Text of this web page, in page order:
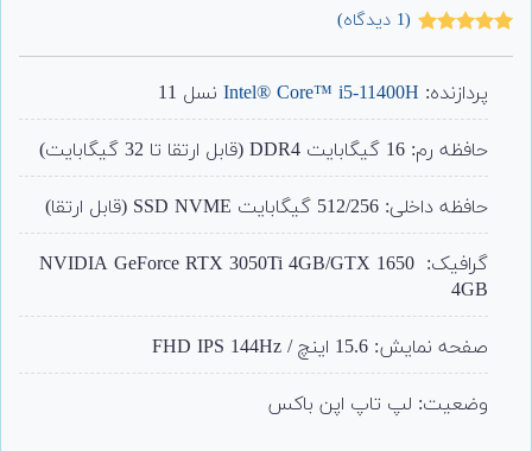
مشتری
(
1 دیدگاه)
پردازنده: Intel® Core™ i5-11400Hنسل 11
حافظه رم: 16 گیگابایت DDR4 (قابل ارتقا تا 32 گیگابایت)
حافظه داخلی: 512/256 گیگابایت SSD NVME (قابل ارتقا)
گرافیک: NVIDIA GeForce RTX 3050Ti 4GB/GTX 1650
4GB
صفحه نمایش: 15.6 اینچ / FHD IPS 144Hz
وضعیت: لپ تاپ اپن باکس